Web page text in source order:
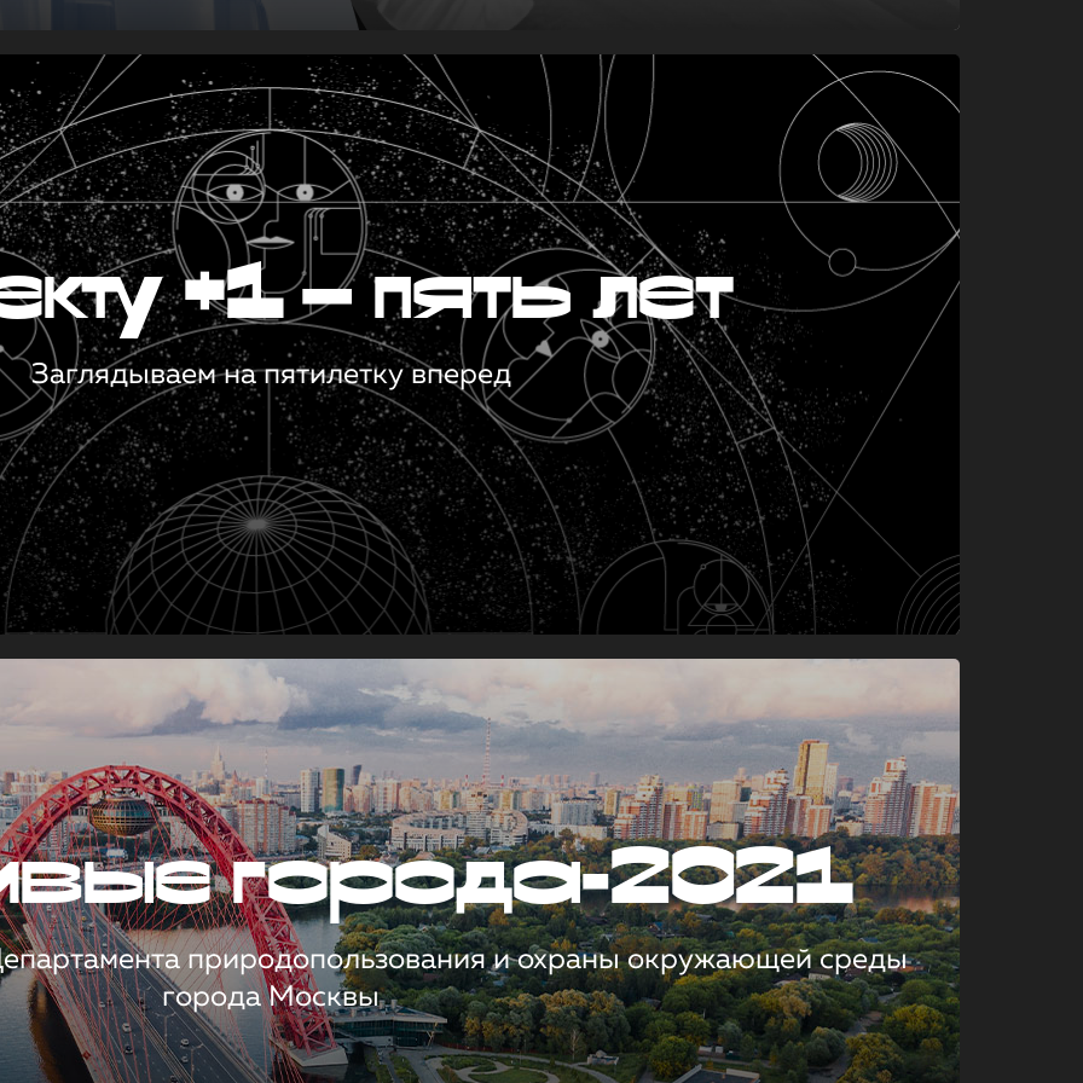
+1 — пять лет
Заглядываем на пятилетку вперед
города-2021
природопользования и охраны окружающей среды
города Москвы